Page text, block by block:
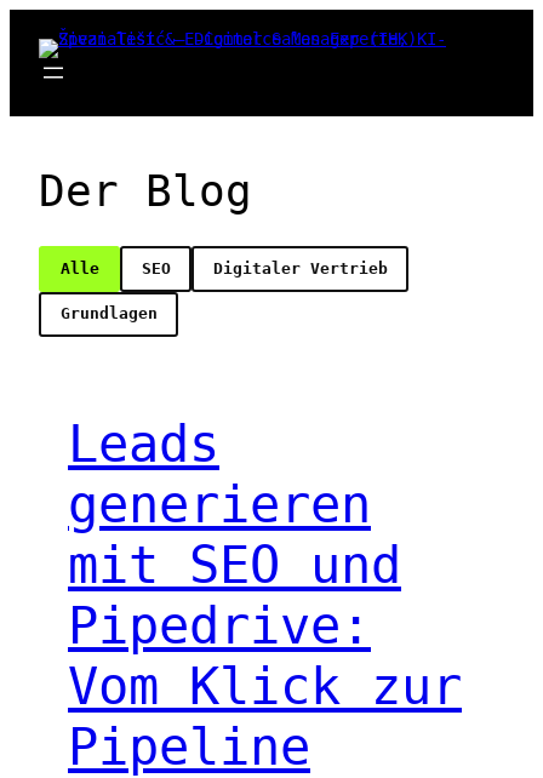
Inhalt
springen
Der Blog
Alle SEO Digitaler Vertrieb
Grundlagen
Leads
generieren
mit SEO und
Pipedrive:
Vom Klick zur
Pipeline